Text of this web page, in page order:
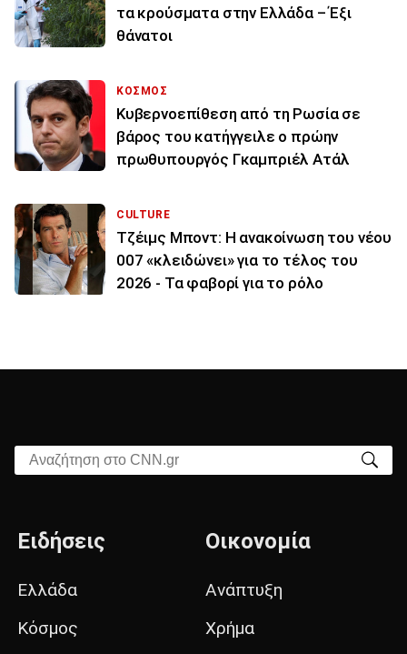
τα κρούσματα στην Ελλάδα – Έξι
θάνατοι
ΚΟΣΜΟΣ
Κυβερνοεπίθεση από τη Ρωσία σε
βάρος του κατήγγειλε ο πρώην
πρωθυπουργός Γκαμπριέλ Ατάλ
CULTURE
Τζέιμς Μποντ: Η ανακοίνωση του νέου
007 «κλειδώνει» για το τέλος του
2026 - Τα φαβορί για το ρόλο
Αναζήτηση στο CNN.gr
Ειδήσεις
Ελλάδα
Κόσμος
Οικονομία
Ανάπτυξη
Χρήμα